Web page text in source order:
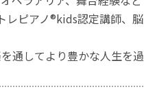
ピアノ®︎kids認定講師、
通してより豊かな人生を